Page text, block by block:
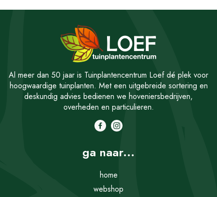
Al meer dan 50 jaar is Tuinplantencentrum Loef dé plek voor
hoogwaardige tuinplanten. Met een uitgebreide sortering en
deskundig advies bedienen we hoveniersbedrijven,
overheden en particulieren.
ga naar...
home
webshop